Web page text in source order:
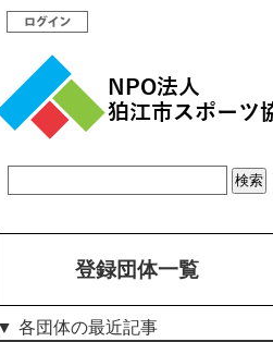
登録団体一覧
各団体の最近記事